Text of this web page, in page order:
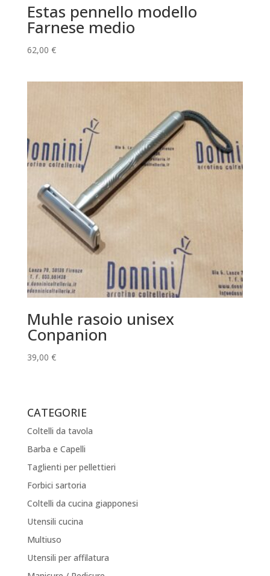
Estas pennello modello
Farnese medio
62,00 €
Muhle rasoio unisex
Conpanion
39,00 €
CATEGORIE
Coltelli da tavola
Barba e Capelli
Taglienti per pellettieri
Forbici sartoria
Coltelli da cucina giapponesi
Utensili cucina
Multiuso
Utensili per affilatura